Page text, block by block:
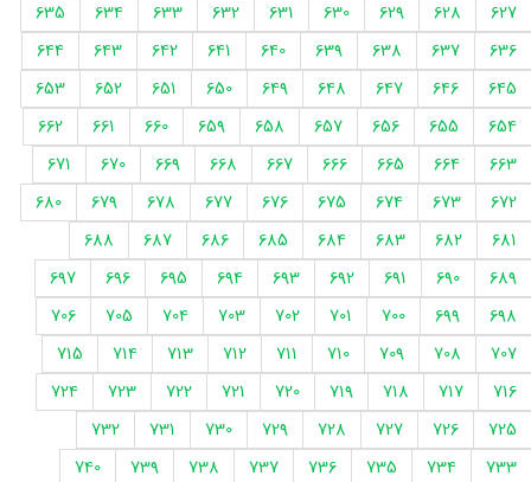
627
628
629
630
631
632
633
634
635
636
637
638
639
640
641
642
643
644
645
646
647
648
649
650
651
652
653
654
655
656
657
658
659
660
661
662
663
664
665
666
667
668
669
670
671
672
673
674
675
676
677
678
679
680
681
682
683
684
685
686
687
688
689
690
691
692
693
694
695
696
697
698
699
700
701
702
703
704
705
706
707
708
709
710
711
712
713
714
715
716
717
718
719
720
721
722
723
724
725
726
727
728
729
730
731
732
733
734
735
736
737
738
739
740